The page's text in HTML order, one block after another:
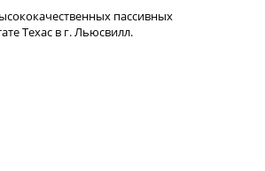
пассивных
Техас в г. Льюсвилл.